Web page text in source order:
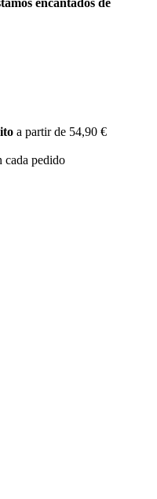
encantados de
a partir de 54,90 €
cada pedido